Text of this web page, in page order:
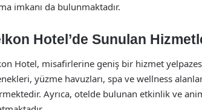
imkanı da bulunmaktadır.
Hotel’de Sunulan
Hotel, misafirlerine geniş bir hizmet
yüzme havuzları, spa ve wellness
Ayrıca, otelde bulunan etkinlik ve